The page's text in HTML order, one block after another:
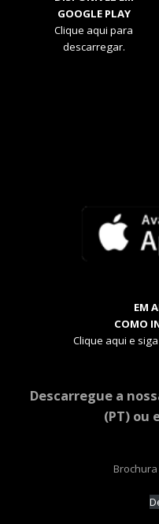
GOOGLE PLAY
Clique aqui para
descarregar.
EM
COMO
Clique aqui e
Descarregue a
(PT) ou